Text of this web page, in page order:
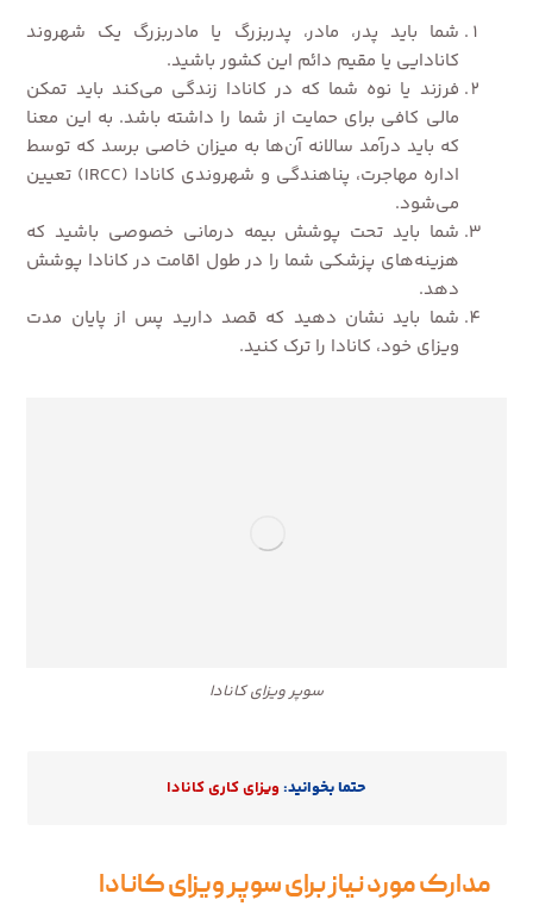
شما باید پدر، مادر، پدربزرگ یا مادربزرگ یک شهروند
کانادایی یا مقیم دائم این کشور باشید.
فرزند یا نوه شما که در کانادا زندگی می‌کند باید تمکن
مالی کافی برای حمایت از شما را داشته باشد. به این معنا
که باید درآمد سالانه آن‌ها به میزان خاصی برسد که توسط
اداره مهاجرت، پناهندگی و شهروندی کانادا (IRCC) تعیین
می‌شود.
شما باید تحت پوشش بیمه درمانی خصوصی باشید که
هزینه‌های پزشکی شما را در طول اقامت در کانادا پوشش
دهد.
شما باید نشان دهید که قصد دارید پس از پایان مدت
ویزای خود، کانادا را ترک کنید.
سوپر ویزای کانادا
حتما بخوانید: ویزای کاری کانادا
مدارک مورد نیاز برای سوپر ویزای کانادا